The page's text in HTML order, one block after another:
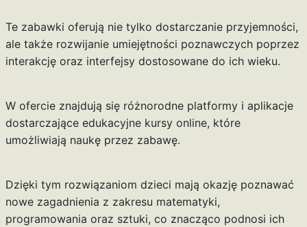
Te zabawki oferują nie tylko dostarczanie przyjemności,
ale także rozwijanie umiejętności poznawczych poprzez
interakcję oraz interfejsy dostosowane do ich wieku.
W ofercie znajdują się różnorodne platformy i aplikacje
dostarczające edukacyjne kursy online, które
umożliwiają naukę przez zabawę.
Dzięki tym rozwiązaniom dzieci mają okazję poznawać
nowe zagadnienia z zakresu matematyki,
programowania oraz sztuki, co znacząco podnosi ich